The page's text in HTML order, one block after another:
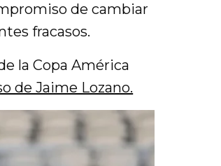
de cambiar
fracasos.
la Copa América
de Jaime Lozano.